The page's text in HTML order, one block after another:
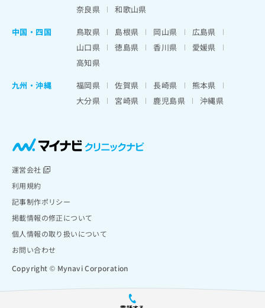
奈良県
和歌山県
中国・四国
鳥取県 島根県 岡山県
広島県
山口県
徳島県 香川県
愛媛県
高知県
九州・沖縄
福岡県 佐賀県 長崎県
熊本県
大分県
宮崎県 鹿児島県 沖縄県
運営会社
利用規約
記事制作ポリシー
掲載情報の修正について
個人情報の取り扱いについて
お問い合わせ
Copyright © Mynavi Corporation